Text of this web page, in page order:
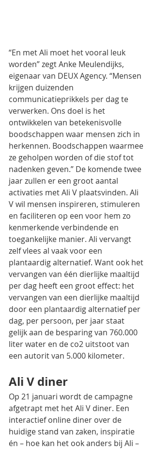
“En met Ali moet het vooral leuk
worden” zegt Anke Meulendijks,
eigenaar van DEUX Agency. “Mensen
krijgen duizenden
communicatieprikkels per dag te
verwerken. Ons doel is het
ontwikkelen van betekenisvolle
boodschappen waar mensen zich in
herkennen. Boodschappen waarmee
ze geholpen worden of die stof tot
nadenken geven.” De komende twee
jaar zullen er een groot aantal
activaties met Ali V plaatsvinden. Ali
V wil mensen inspireren, stimuleren
en faciliteren op een voor hem zo
kenmerkende verbindende en
toegankelijke manier. Ali vervangt
zelf vlees al vaak voor een
plantaardig alternatief. Want ook het
vervangen van één dierlijke maaltijd
per dag heeft een groot effect: het
vervangen van een dierlijke maaltijd
door een plantaardig alternatief per
dag, per persoon, per jaar staat
gelijk aan de besparing van 760.000
liter water en de co2 uitstoot van
een autorit van 5.000 kilometer.
Ali V diner
Op 21 januari wordt de campagne
afgetrapt met het Ali V diner. Een
interactief online diner over de
huidige stand van zaken, inspiratie
én – hoe kan het ook anders bij Ali –